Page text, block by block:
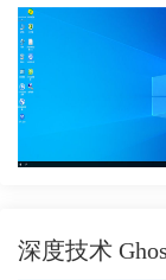
深度技术